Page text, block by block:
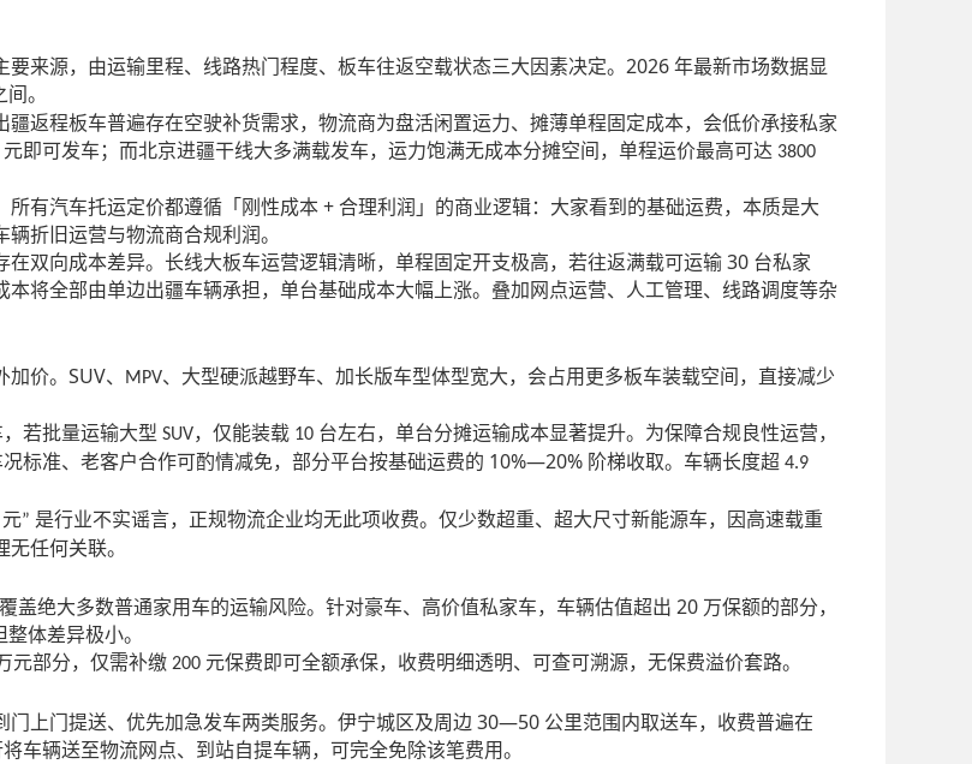
来源，由运输里程、线路热门程度、板车往返空载状态三大因素决定。 2026 年最新市场数据显
间。
返程板车普遍存在空驶补货需求，物流商为盘活闲置运力、摊薄单程固定成本，会低价承接私家
元即可发车；而北京进疆干线大多满载发车，运力饱满无成本分摊空间，单程运价最高可达 3800
所有汽车托运定价都遵循「刚性成本 + 合理利润」的商业逻辑：大家看到的基础运费，本质是大
折旧运营与物流商合规利润。
双向成本差异。长线大板车运营逻辑清晰，单程固定开支极高，若往返满载可运输 30 台私家
将全部由单边出疆车辆承担，单台基础成本大幅上涨。叠加网点运营、人工管理、线路调度等杂
价。 SUV、 MPV、大型硬派越野车、加长版车型体型宽大，会占用更多板车装载空间，直接减少
若批量运输大型 SUV，仅能装载 10 台左右，单台分摊运输成本显著提升。为保障合规良性运营，
况标准、老客户合作可酌情减免，部分平台按基础运费的 10%—20% 阶梯收取。车辆长度超 4.9
元” 是行业不实谣言，正规物流企业均无此项收费。仅少数超重、超大尺寸新能源车，因高速载重
任何关联。
盖绝大多数普通家用车的运输风险。针对豪车、高价值私家车，车辆估值超出 20 万保额的部分，
体差异极小。
元部分，仅需补缴 200 元保费即可全额承保，收费明细透明、可查可溯源，无保费溢价套路。
上门提送、优先加急发车两类服务。伊宁城区及周边 30—50 公里范围内取送车，收费普遍在
车辆送至物流网点、到站自提车辆，可完全免除该笔费用。